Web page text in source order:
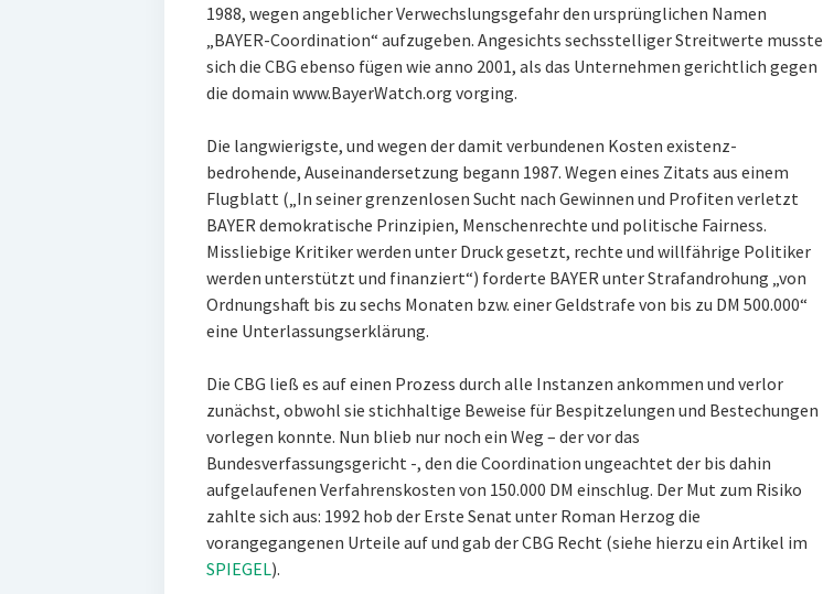
1988, wegen angeblicher Verwechslungsgefahr den ursprünglichen Namen
„BAYER-Coordination“ aufzugeben. Angesichts sechsstelliger Streitwerte musste
sich die CBG ebenso fügen wie anno 2001, als das Unternehmen gerichtlich gegen
die domain www.BayerWatch.org vorging.
Die langwierigste, und wegen der damit verbundenen Kosten existenz-
bedrohende, Auseinandersetzung begann 1987. Wegen eines Zitats aus einem
Flugblatt („In seiner grenzenlosen Sucht nach Gewinnen und Profiten verletzt
BAYER demokratische Prinzipien, Menschenrechte und politische Fairness.
Missliebige Kritiker werden unter Druck gesetzt, rechte und willfährige Politiker
werden unterstützt und finanziert“) forderte BAYER unter Strafandrohung „von
Ordnungshaft bis zu sechs Monaten bzw. einer Geldstrafe von bis zu DM 500.000“
eine Unterlassungserklärung.
Die CBG ließ es auf einen Prozess durch alle Instanzen ankommen und verlor
zunächst, obwohl sie stichhaltige Beweise für Bespitzelungen und Bestechungen
vorlegen konnte. Nun blieb nur noch ein Weg – der vor das
Bundesverfassungsgericht -, den die Coordination ungeachtet der bis dahin
aufgelaufenen Verfahrenskosten von 150.000 DM einschlug. Der Mut zum Risiko
zahlte sich aus: 1992 hob der Erste Senat unter Roman Herzog die
vorangegangenen Urteile auf und gab der CBG Recht (siehe hierzu ein Artikel im
SPIEGEL).